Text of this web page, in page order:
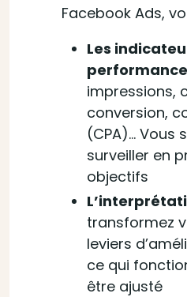
Facebook Ads,
Les
impressions,
conversion,
(CPA)… Vous
surveiller en
objectifs
transformez
leviers
ce qui
être ajusté